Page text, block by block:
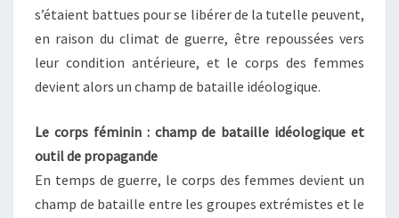
s’étaient battues pour se libérer de la tutelle peuvent,
en raison du climat de guerre, être repoussées vers
leur condition antérieure, et le corps des femmes
devient alors un champ de bataille idéologique.
Le corps féminin : champ de bataille idéologique et
outil de propagande
En temps de guerre, le corps des femmes devient un
champ de bataille entre les groupes extrémistes et le